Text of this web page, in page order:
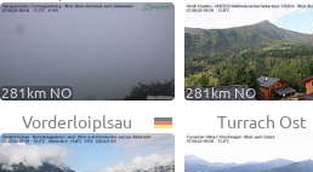
281km NO 281km NO
Vorderloiplsau Turrach Ost